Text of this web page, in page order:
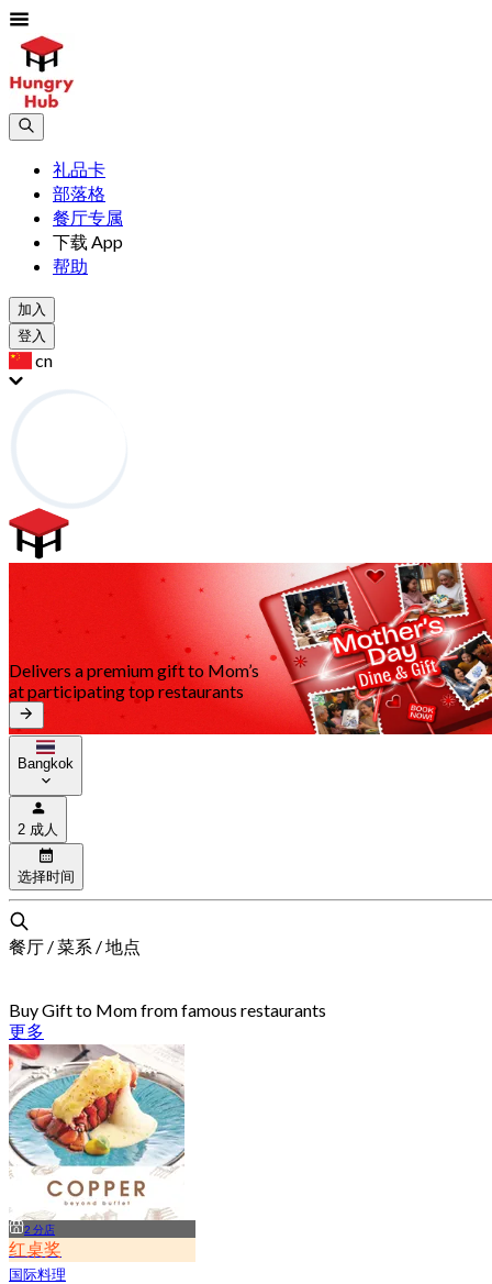
礼品卡
部落格
餐厅专属
下载 App
帮助
加入
登入
cn
Delivers a premium gift to Mom’s
at participating top restaurants
Bangkok
2 成人
选择时间
餐厅 / 菜系 / 地点
Buy Gift to Mom from famous restaurants
更多
2 分店
红桌奖
国际料理